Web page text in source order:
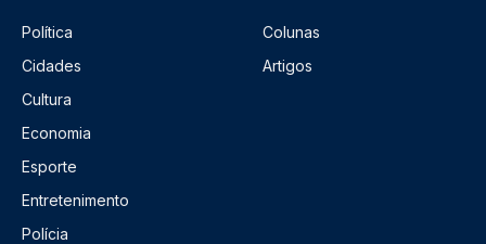
Política
Cidades
Cultura
Economia
Esporte
Entretenimento
Polícia
Colunas
Artigos